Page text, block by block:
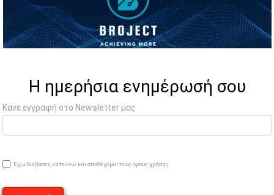
Η ημερήσια ενημέρωσή σου
Κάνε εγγραφή στο Newsletter μας
Έχω διαβάσει, κατανοώ και αποδέχομαι τους όρους χρήσης